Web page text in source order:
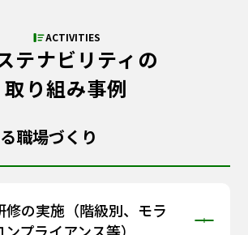
ACTIVITIES
テナビリティの
取り組み事例
職場づくり
修の実施（階級別、モラ